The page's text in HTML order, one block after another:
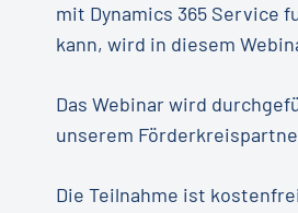
mit Dynamics 365 Service
kann, wird in diesem
Das Webinar wird
unserem
Die Teilnahme ist